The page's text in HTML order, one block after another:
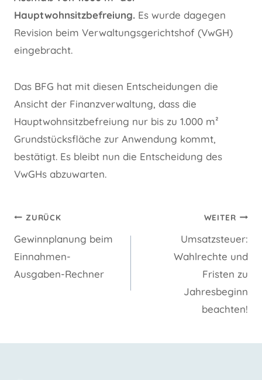
Hauptwohnsitzbefreiung. Es wurde dagegen
Revision beim Verwaltungsgerichtshof (VwGH)
eingebracht.
Das BFG hat mit diesen Entscheidungen die
Ansicht der Finanzverwaltung, dass die
Hauptwohnsitzbefreiung nur bis zu 1.000 m²
Grundstücksfläche zur Anwendung kommt,
bestätigt. Es bleibt nun die Entscheidung des
VwGHs abzuwarten.
Beitragsnavigation
ZURÜCK
Gewinnplanung beim
Einnahmen-
Ausgaben-Rechner
WEITER
Umsatzsteuer:
Wahlrechte und
Fristen zu
Jahresbeginn
beachten!